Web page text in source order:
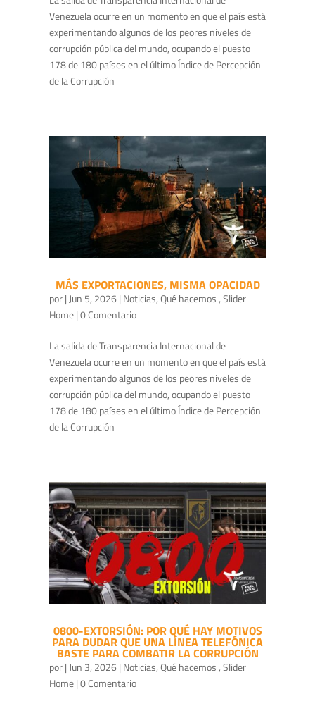
Venezuela ocurre en un momento en que el país está
experimentando algunos de los peores niveles de
corrupción pública del mundo, ocupando el puesto
178 de 180 países en el último Índice de Percepción
de la Corrupción
MÁS EXPORTACIONES, MISMA OPACIDAD
por| Jun 5, 2026| Noticias,Qué hacemos ,Slider
Home| 0 Comentario
La salida de Transparencia Internacional de
Venezuela ocurre en un momento en que el país está
experimentando algunos de los peores niveles de
corrupción pública del mundo, ocupando el puesto
178 de 180 países en el último Índice de Percepción
de la Corrupción
0800-EXTORSIÓN: POR QUÉ HAY MOTIVOS
PARA DUDAR QUE UNA LÍNEA TELEFÓNICA
BASTE PARA COMBATIR LA CORRUPCIÓN
por|Jun 3, 2026| Noticias,Qué hacemos,Slider
Home| 0 Comentario